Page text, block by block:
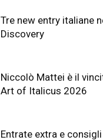
Tre new entry italiane
Discovery
Niccolò Mattei è il
Art of Italicus 2026
Entrate extra e